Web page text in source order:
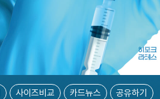
사이즈비교 카드뉴스 공유하기